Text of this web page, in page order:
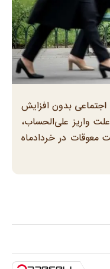
بدون افزایش
واریز علی‌الحساب،
معوقات در خردادماه